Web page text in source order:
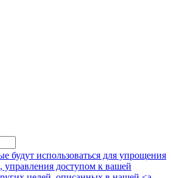
будут использоваться для упрощения
управления доступом к вашей